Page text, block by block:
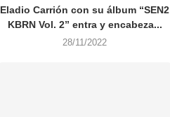
Eladio Carrión con su álbum “SEN2
KBRN Vol. 2” entra y encabeza...
28/11/2022